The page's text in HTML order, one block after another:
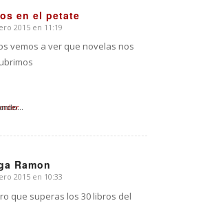
en el petate
2015 en 11:19
vemos a ver que novelas nos
Ramon
2015 en 10:33
que superas los 30 libros del